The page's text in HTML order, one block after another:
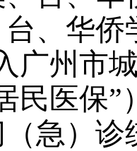
台、华
广州市
民医保
急）诊